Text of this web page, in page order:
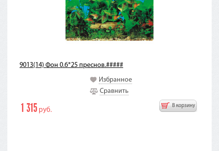
9013(14) Фон 0.6*25 преснов.#####
Избранное
Сравнить
В корзину
1 315 руб.